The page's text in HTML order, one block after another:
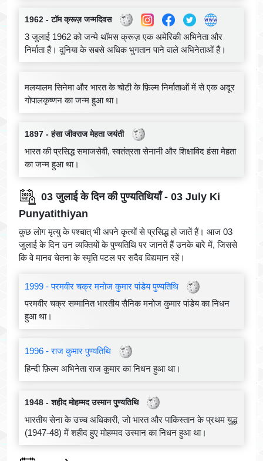
1962 - टॉम क्रूज़ जन्मदिवस
3 जुलाई 1962 को जन्मे थॉमस क्रूज़ एक अमेरिकी अभिनेता और
निर्माता हैं। दुनिया के सबसे अधिक भुगतान पाने वाले अभिनेताओं हैं।
मलयालम सिनेमा और भारत के चोटी के फ़िल्म निर्माताओं में से एक अदूर
गोपालकृष्णन का जन्म हुआ था।
1897 - हंसा जीवराज मेहता जयंती
भारत की प्रसिद्ध समाजसेवी, स्वतंत्रता सेनानी और शिक्षाविद हंसा मेहता
का जन्म हुआ था।
03 जुलाई के दिन की पुण्यतिथियाँ - 03 July Ki
Punyatithiyan
कुछ लोग मृत्यु के पश्चात् भी अपने कृत्यों से प्रसिद्ध हो जातें हैं। आज 03
जुलाई के दिन उन व्यक्तियों के पुण्यतिथि पर जानतें हैं उनके बारे में, जिससे
कि वे मानव चेतना के स्मृति पटल पर सदैव विद्यमान रहें।
1999 - परमवीर चक्र मनोज कुमार पांडेय पुण्यतिथि
परमवीर चक्र सम्मानित भारतीय सैनिक मनोज कुमार पांडेय का निधन
हुआ था।
1996 - राज कुमार पुण्यतिथि
हिन्दी फ़िल्म अभिनेता राज कुमार का निधन हुआ था।
1948 - शहीद मोहम्मद उस्मान पुण्यतिथि
भारतीय सेना के उच्च अधिकारी, जो भारत और पाकिस्तान के प्रथम युद्ध
(1947-48) में शहीद हुए मोहम्मद उस्मान का निधन हुआ था।